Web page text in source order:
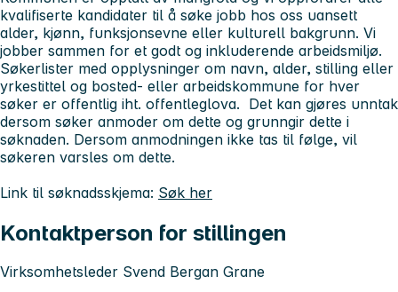
kvalifiserte kandidater til å søke jobb hos oss uansett
alder, kjønn, funksjonsevne eller kulturell bakgrunn. Vi
jobber sammen for et godt og inkluderende arbeidsmiljø.
Søkerlister med opplysninger om navn, alder, stilling eller
yrkestittel og bosted- eller arbeidskommune for hver
søker er offentlig iht. offentleglova. Det kan gjøres unntak
dersom søker anmoder om dette og grunngir dette i
søknaden. Dersom anmodningen ikke tas til følge, vil
søkeren varsles om dette.
Link til søknadsskjema: Søk her
Kontaktperson for stillingen
Virksomhetsleder Svend Bergan Grane